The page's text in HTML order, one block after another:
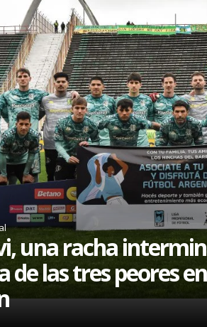
una racha
de las tres peores